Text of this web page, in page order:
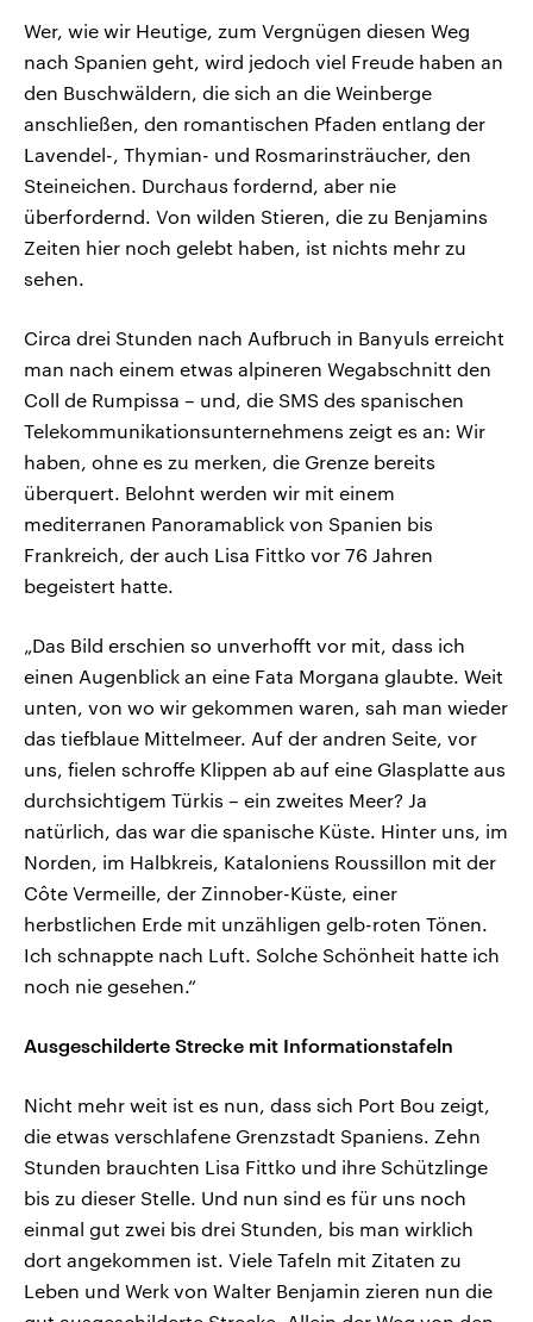
Wer, wie wir Heutige, zum Vergnügen diesen Weg
nach Spanien geht, wird jedoch viel Freude haben an
den Buschwäldern, die sich an die Weinberge
anschließen, den romantischen Pfaden entlang der
Lavendel-, Thymian- und Rosmarinsträucher, den
Steineichen. Durchaus fordernd, aber nie
überfordernd. Von wilden Stieren, die zu Benjamins
Zeiten hier noch gelebt haben, ist nichts mehr zu
sehen.
Circa drei Stunden nach Aufbruch in Banyuls erreicht
man nach einem etwas alpineren Wegabschnitt den
Coll de Rumpissa – und, die SMS des spanischen
Telekommunikationsunternehmens zeigt es an: Wir
haben, ohne es zu merken, die Grenze bereits
überquert. Belohnt werden wir mit einem
mediterranen Panoramablick von Spanien bis
Frankreich, der auch Lisa Fittko vor 76 Jahren
begeistert hatte.
„Das Bild erschien so unverhofft vor mit, dass ich
einen Augenblick an eine Fata Morgana glaubte. Weit
unten, von wo wir gekommen waren, sah man wieder
das tiefblaue Mittelmeer. Auf der andren Seite, vor
uns, fielen schroffe Klippen ab auf eine Glasplatte aus
durchsichtigem Türkis – ein zweites Meer? Ja
natürlich, das war die spanische Küste. Hinter uns, im
Norden, im Halbkreis, Kataloniens Roussillon mit der
Côte Vermeille, der Zinnober-Küste, einer
herbstlichen Erde mit unzähligen gelb-roten Tönen.
Ich schnappte nach Luft. Solche Schönheit hatte ich
noch nie gesehen.“
Ausgeschilderte Strecke mit Informationstafeln
Nicht mehr weit ist es nun, dass sich Port Bou zeigt,
die etwas verschlafene Grenzstadt Spaniens. Zehn
Stunden brauchten Lisa Fittko und ihre Schützlinge
bis zu dieser Stelle. Und nun sind es für uns noch
einmal gut zwei bis drei Stunden, bis man wirklich
dort angekommen ist. Viele Tafeln mit Zitaten zu
Leben und Werk von Walter Benjamin zieren nun die